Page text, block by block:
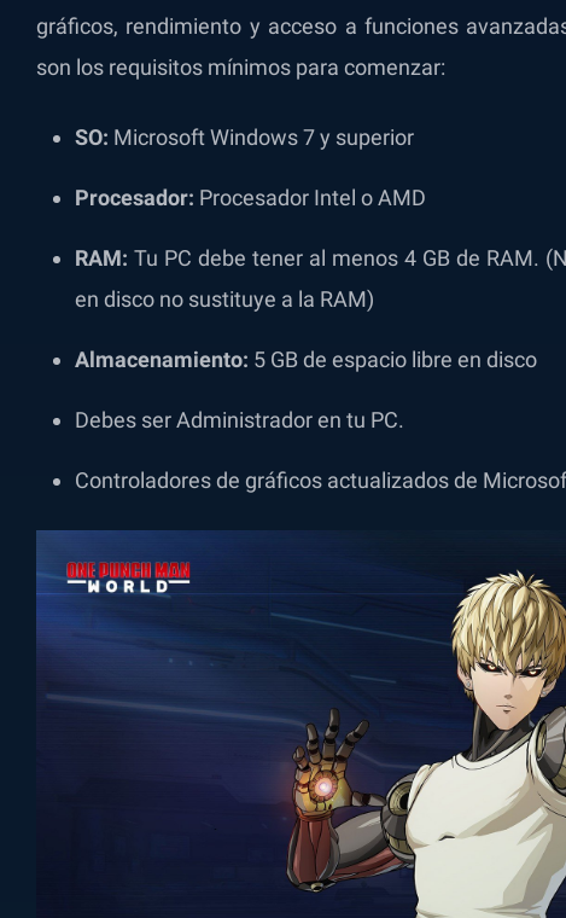
gráficos, rendimiento y acceso a funciones
son los requisitos mínimos para comenzar:
SO: Microsoft Windows 7 y superior
Procesador: Procesador Intel o AMD
RAM: Tu PC debe tener al menos 4 GB de RAM.
en disco no sustituye a la RAM)
Almacenamiento: 5 GB de espacio libre en disco
Debes ser Administrador en tu PC.
Controladores de gráficos actualizados de